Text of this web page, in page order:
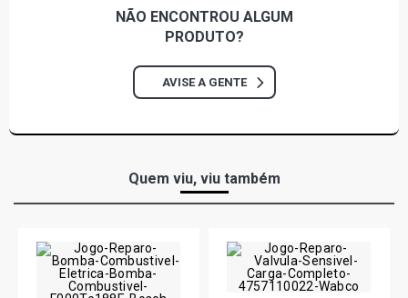
NÃO ENCONTROU ALGUM
PRODUTO?
AVISE A GENTE
Quem viu, viu também